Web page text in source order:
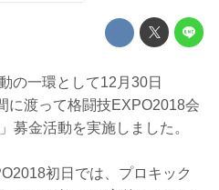
の一環として12月30日
に渡って格闘技EXPO2018会
募金活動を実施しました。
初日では、プロキック